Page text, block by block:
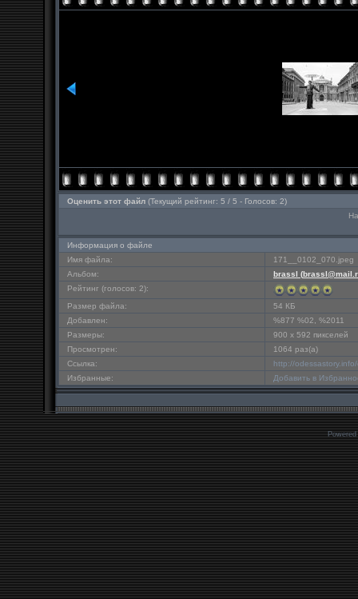
Оценить этот файл (Текущий рейтинг: 5 / 5 - Голосов: 2)
Информация о файле
Имя файла:
171__0102_070.jpeg
Альбом:
brassl (
Рейтинг (голосов: 2):
Размер файла:
54 КБ
Добавлен:
%877 %02, %2011
Размеры:
900 x 592 пикселей
Просмотрен:
1064 раз(а)
Ссылка:
http://
Избранные:
Добавить в